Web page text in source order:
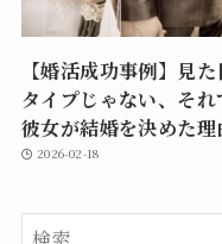
【婚活成功事例】見
タイプじゃない、それ
彼女が結婚を決めた理
2026-02-18